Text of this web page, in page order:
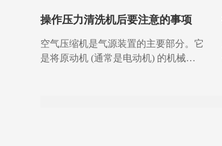
操作压力清洗机后要注意的事项
空气压缩机是气源装置的主要部分。它
是将原动机 (通常是电动机) 的机械能